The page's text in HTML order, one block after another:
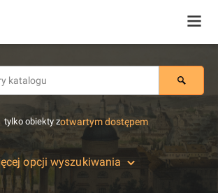
tylko obiekty zotwartym dostępem
opcji wyszukiwania